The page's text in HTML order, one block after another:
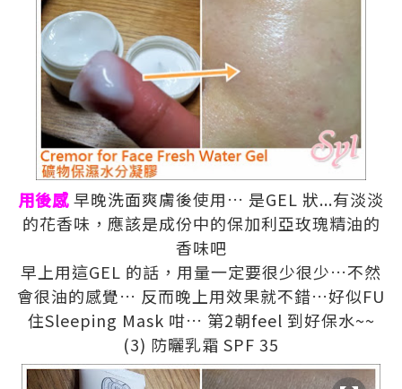
用後感早晚洗面爽膚後使用… 是GEL 狀...有淡淡
的花香味，應該是成份中的保加利亞玫瑰精油的
香味吧
早上用這GEL 的話，用量一定要很少很少…不然
會很油的感覺… 反而晚上用效果就不錯…好似FU
住Sleeping Mask 咁… 第2朝feel 到好保水~~
(3) 防曬乳霜 SPF 35